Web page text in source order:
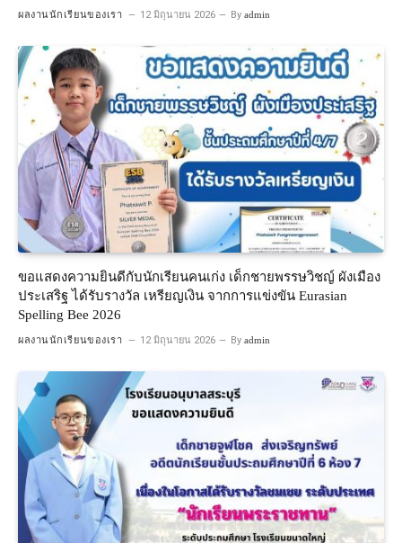
ผลงานนักเรียนของเรา 12 มิถุนายน 2026 By admin
ขอแสดงความยินดีกับนักเรียนคนเก่ง เด็กชายพรรษวิชญ์ ผังเมือง
ประเสริฐ ได้รับรางวัล เหรียญเงิน จากการแข่งขัน Eurasian
Spelling Bee 2026
ผลงานนักเรียนของเรา 12 มิถุนายน 2026 By admin